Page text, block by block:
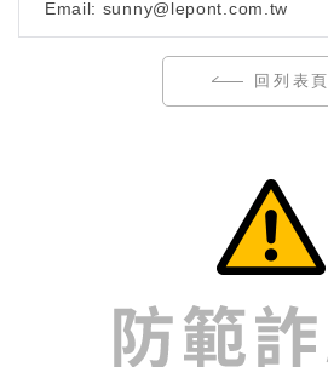
Email: sunny@lepont.com.tw
回列表頁